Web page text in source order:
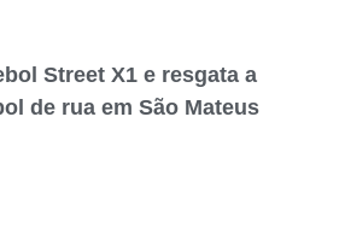
Street X1 e resgata a
de rua em São Mateus